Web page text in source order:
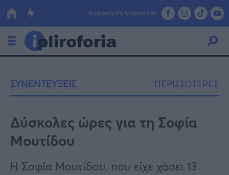
Κυριακή 09 Αυγούστου
Οικονομία
Πολιτική
Τράπεζες
Επιδοτήσεις
Κόσμος
ΣΥΝΕΝΤΕΥΞΕΙΣ ΠΕΡΙΣΣΟΤΕΡΕΣ
Δύσκολες ώρες για τη Σοφία
Μουτίδου
Η Σοφία Μουτίδου, που είχε χάσει 13